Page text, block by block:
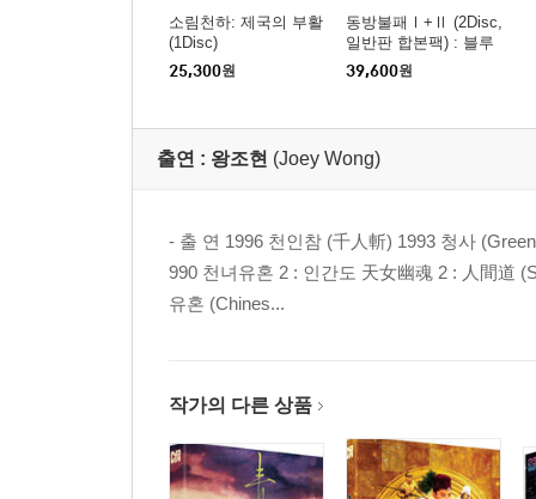
소림천하: 제국의 부활
(1Disc)
25,300원
동방불패Ⅰ+Ⅱ (2Disc,
일반판 합본팩) : 블루
레이
39,600원
출연 : 왕조현 (Joey Wong)
- 출 연 1996 천인참 (千人斬) 1993 청사
990 천녀유혼 2 : 인간도 天女幽魂 2 : 人間道
유혼 (Chines...
작가의 다른 상품